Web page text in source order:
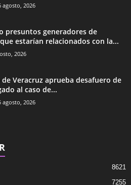
agosto, 2026
presuntos generadores de
estarían relacionados con la...
2026
de Veracruz aprueba desafuero de
al caso de...
agosto, 2026
8621
7255